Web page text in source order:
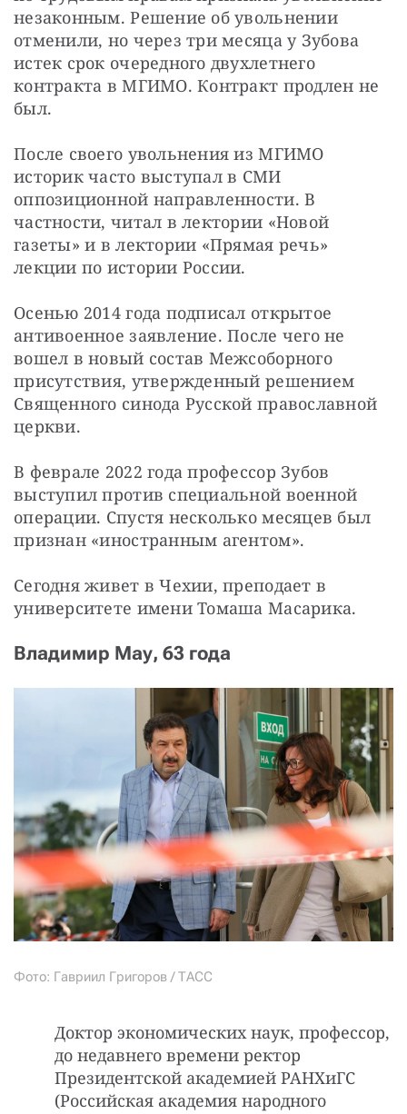
незаконным. Решение об увольнении
отменили, но через три месяца у Зубова
истек срок очередного двухлетнего
контракта в МГИМО. Контракт продлен не
был.
После своего увольнения из МГИМО
историк часто выступал в СМИ
оппозиционной направленности. В
частности, читал в лектории «Новой
газеты» и в лектории «Прямая речь»
лекции по истории России.
Осенью 2014 года подписал открытое
антивоенное заявление. После чего не
вошел в новый состав Межсоборного
присутствия, утвержденный решением
Священного синода Русской православной
церкви.
В феврале 2022 года профессор Зубов
выступил против специальной военной
операции. Спустя несколько месяцев был
признан «иностранным агентом».
Сегодня живет в Чехии, преподает в
университете имени Томаша Масарика.
Владимир Мау, 63 года
Фото: Гавриил Григоров / ТАСС
Доктор экономических наук, профессор,
до недавнего времени ректор
Президентской академией РАНХиГС
(Российская академия народного